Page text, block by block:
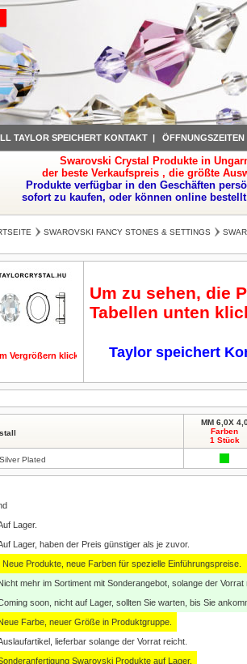
TAYLOR SPEICHERT KONTAKT | ÖFFNUNGSZEITEN
Swarovski Crystal Produkte in
der beste Verkaufspreis , die größte
Produkte verfügbar in den Geschäften
sofort zu kaufen, oder können online
SWAROVSKI FANCY STONES & SETTINGS
Vergrößern klicken
Um zu sehen, die
Tabellen unten
Taylor speichert
MM 6,0X
Farben
1 Stück
Silver Plated
Lager.
Lager, haben der Preis günstiger als je zuvor.
Neue Produkte, neue Farben für spezielle Einführungspreise.
mehr im Sortiment mit Sonderangebot, solange der Vorrat
soon, nicht auf Lager, sollten Sie warten, bis Sie
Farbe, neuer Größe in Produktgruppe.
lieferbar solange der Vorrat reicht.
Swarovski Produkte auf Lager.